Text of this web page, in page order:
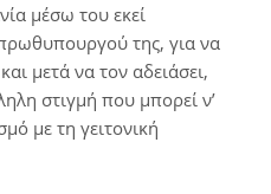
μέσω του εκεί
της, για να
μετά να τον αδειάσει,
στιγμή που μπορεί ν’
με τη γειτονική